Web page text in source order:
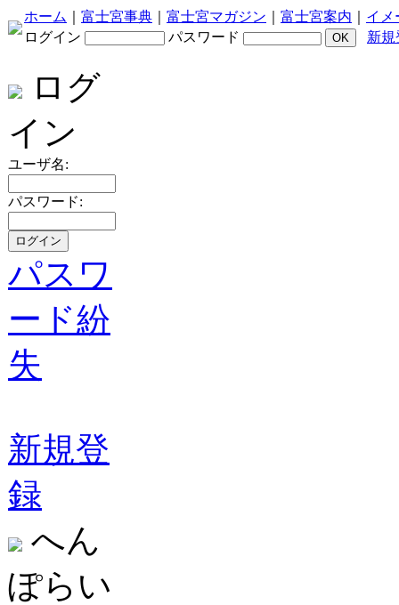
ホーム 富士宮事典 富士宮マガジン 富士宮案内
イメ
ログイン
パスワード 新規
ログ
イン
ユーザ名:
パスワード:
パスワ
ード紛
失
新規登
録
へん
ぽらい